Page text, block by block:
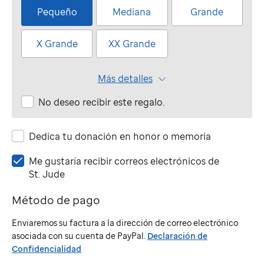
Pequeño
Mediana Grande
X Grande XX Grande
Más detalles
No deseo recibir este regalo.
Dedica tu donación en honor o memoria
Me
gustaría
correos
de
St.
Jude
Me gustaría recibir correos electrónicos de
St. Jude
Método de pago
Enviaremos su factura a la dirección de correo electrónico
asociada con su cuenta de PayPal. Declaración de
Confidencialidad